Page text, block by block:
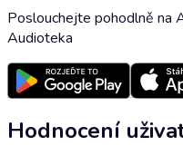
Poslouchejte pohodlně na
Audioteka
Hodnocení